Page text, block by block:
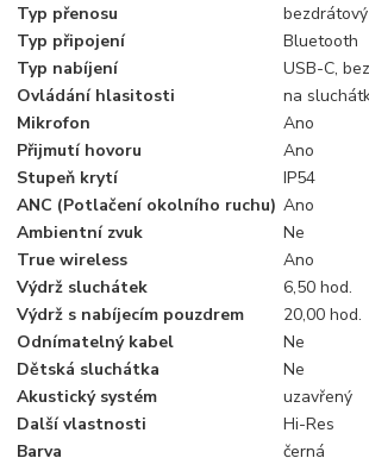
Typ přenosu
Typ připojení
Bluetooth
Typ nabíjení
USB-C,
Ovládání hlasitosti
na
Mikrofon
Ano
Přijmutí hovoru
Ano
Stupeň krytí
IP54
ANC (Potlačení okolního ruchu) Ano
Ambientní zvuk
Ne
True wireless
Ano
Výdrž sluchátek
6,50 hod.
Výdrž s nabíjecím pouzdrem
20,00 hod.
Odnímatelný kabel
Ne
Dětská sluchátka
Ne
Akustický systém
uzavřený
Další vlastnosti
Hi-Res
Barva
černá